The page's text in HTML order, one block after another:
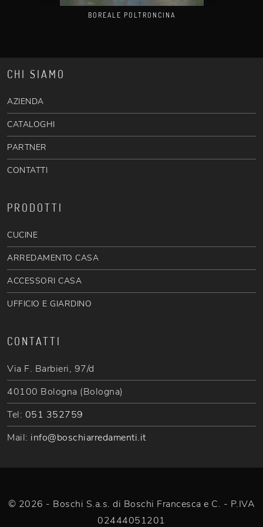
BOREALE POLTRONCINA
CHI SIAMO
AZIENDA
CATALOGHI
PARTNER
CONTATTI
PRODOTTI
CUCINE
ARREDAMENTO CASA
ACCESSORI CASA
UFFICIO E GIARDINO
CONTATTI
Via F. Barbieri, 97/d
40100 Bologna (Bologna)
Tel: 051 352759
Mail: info@boschiarredamenti.it
© 2026 - Boschi S.a.s. di Boschi Francesca e C. - P.IVA
02444051201